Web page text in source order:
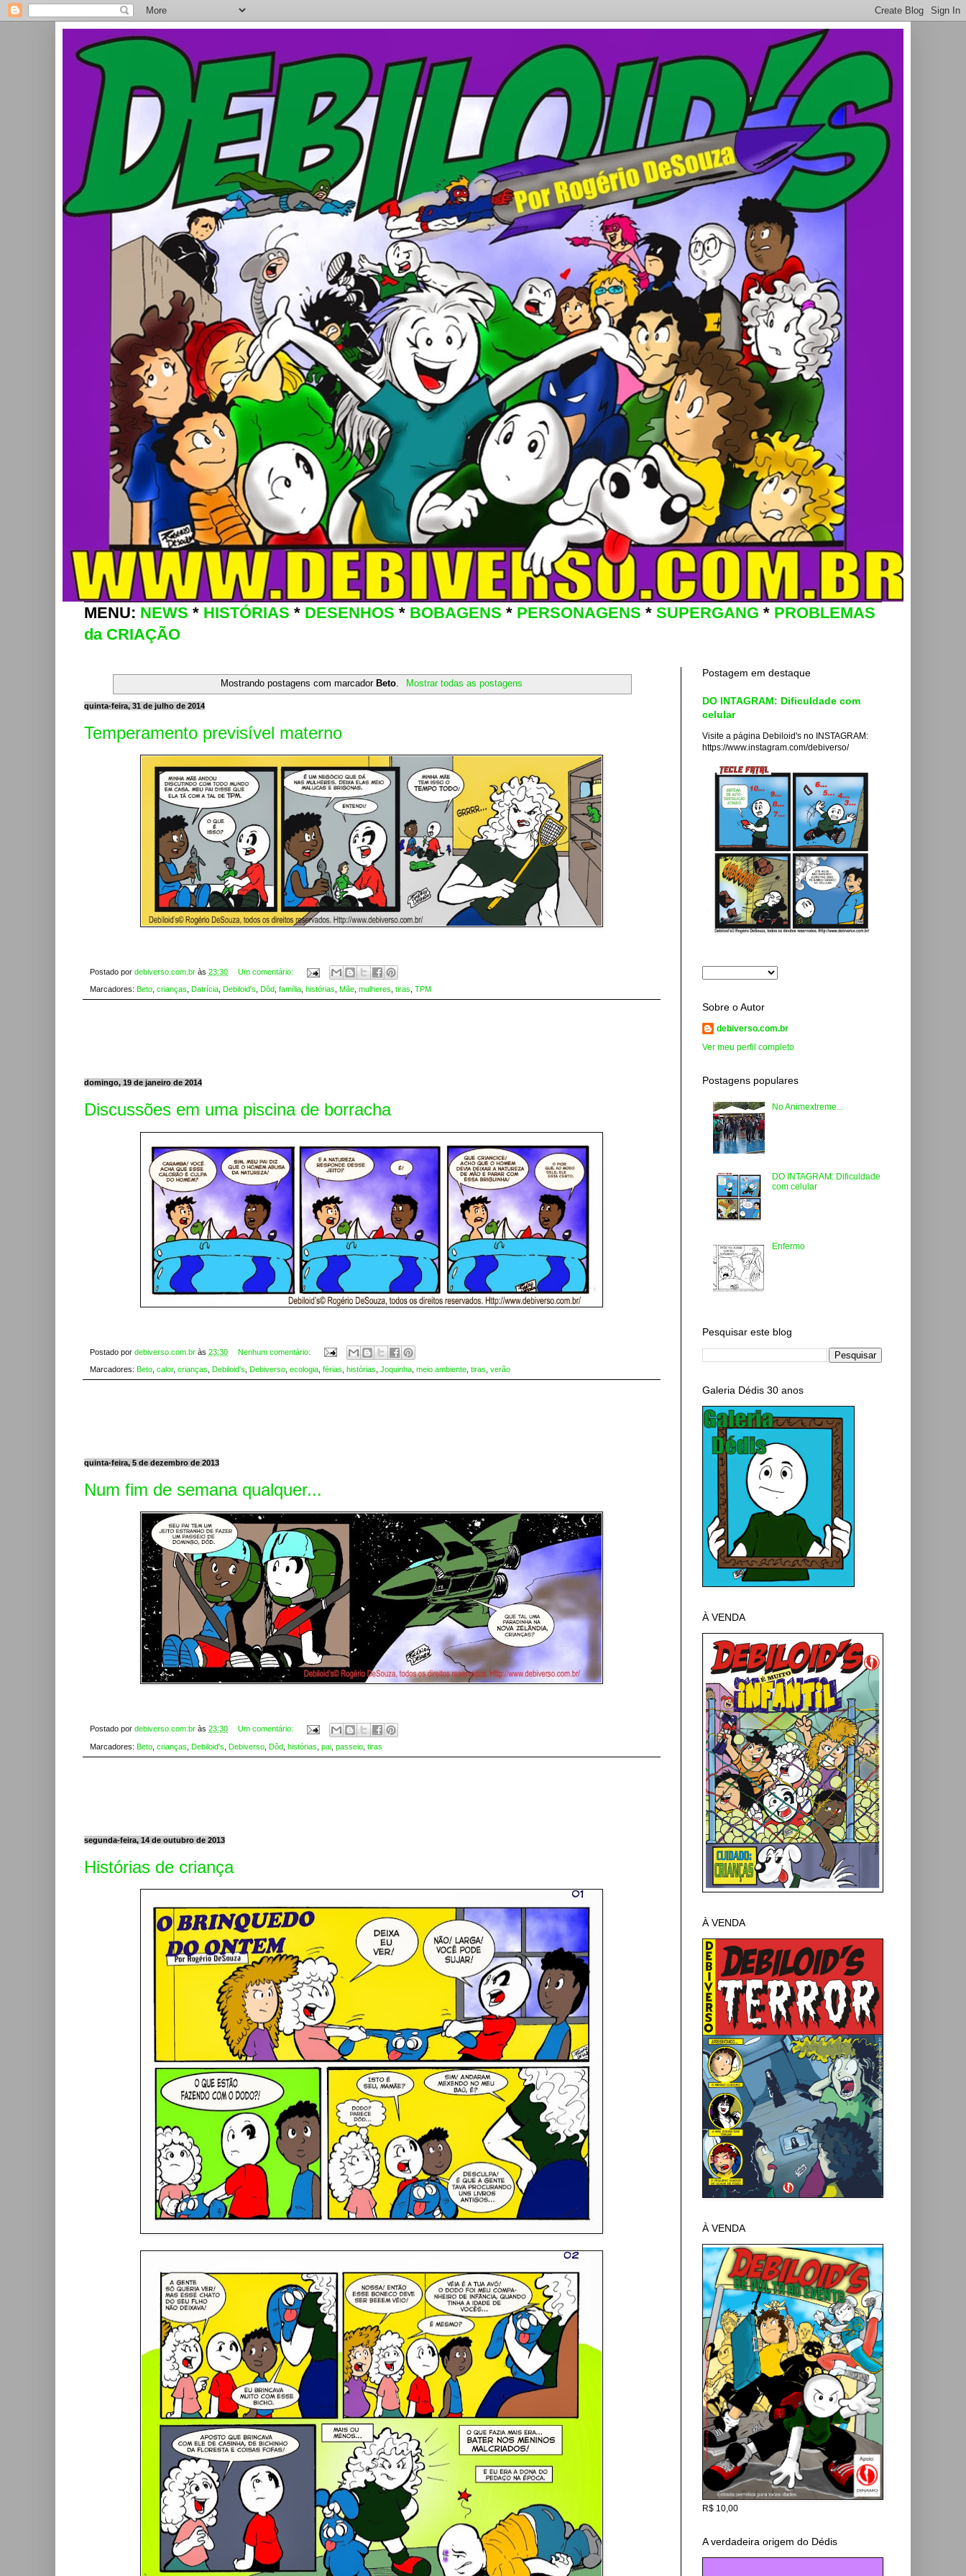
MENU: NEWS * HISTÓRIAS * DESENHOS * BOBAGENS * PERSONAGENS * SUPERGANG * PROBLEMAS
da CRIAÇÃO
Mostrando postagens com marcador Beto Mostrar todas as postagens
quinta-feira, 31 de julho de 2014
Temperamento previsível materno
Postado por debiverso.com.br às 23:30 Um comentário:
Marcadores: Beto, crianças, Datrícia, Debiloid's, Dôd, família, histórias, Mãe, mulheres, tiras, TPM
domingo, 19 de janeiro de 2014
Discussões em uma piscina de borracha
Postado por debiverso.com.br às 23:30 Nenhum comentário:
Marcadores: Beto calor, crianças Debiloid's Debiverso ecologia férias histórias Joquinha meio ambiente tiras verão
quinta-feira, 5 de dezembro de 2013
Num fim de semana qualquer...
Postado por debiverso.com.br às 23:30 Um comentário:
Marcadores: Beto crianças Debiloid's Debiverso Dôd histórias pai passeio tiras
segunda-feira, 14 de outubro de 2013
Histórias de criança
Postagem em destaque
DO INTAGRAM: Dificuldade com
celular
Visite a página Debiloid's no INSTAGRAM:
https://www.instagram.com/debiverso/
Sobre o Autor
debiverso.com.br
Ver meu perfil completo
Postagens populares
No Animextreme...
DO INTAGRAM: Dificuldade
com celular
Enfermo
Pesquisar este blog
Galeria Dédis 30 anos
À VENDA
À VENDA
À VENDA
R$ 10,00
A verdadeira origem do Dédis